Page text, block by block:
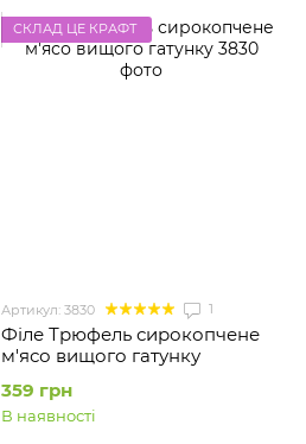
СКЛАД ЦЕ КРАФТ
Артикул: 3830 1
Філе Трюфель сирокопчене
м'ясо вищого гатунку
359 грн
В наявності